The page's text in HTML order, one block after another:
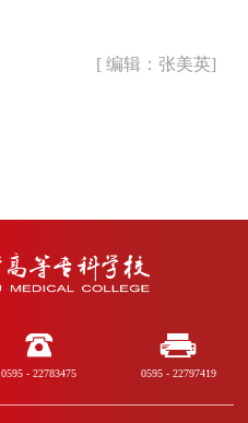
[ 编辑：张美英]
0595 - 22783475 0595 - 22797419